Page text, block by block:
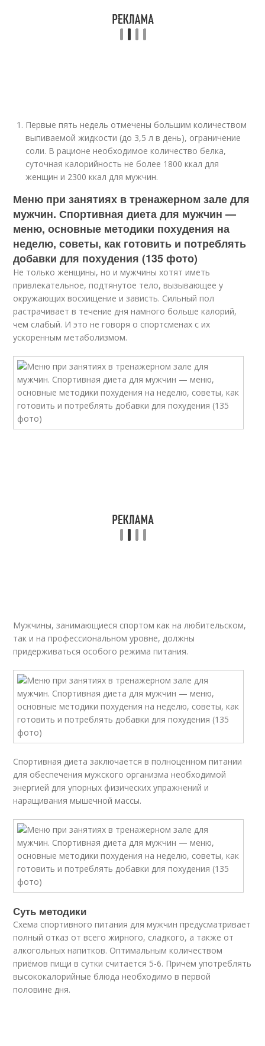
Первые пять недель отмечены большим количеством
выпиваемой жидкости (до 3,5 л в день), ограничение
соли. В рационе необходимое количество белка,
суточная калорийность не более 1800 ккал для
женщин и 2300 ккал для мужчин.
Меню при занятиях в тренажерном зале для
мужчин. Спортивная диета для мужчин —
меню, основные методики похудения на
неделю, советы, как готовить и потреблять
добавки для похудения (135 фото)
Не только женщины, но и мужчины хотят иметь
привлекательное, подтянутое тело, вызывающее у
окружающих восхищение и зависть. Сильный пол
растрачивает в течение дня намного больше калорий,
чем слабый. И это не говоря о спортсменах с их
ускоренным метаболизмом.
Мужчины, занимающиеся спортом как на любительском,
так и на профессиональном уровне, должны
придерживаться особого режима питания.
Спортивная диета заключается в полноценном питании
для обеспечения мужского организма необходимой
энергией для упорных физических упражнений и
наращивания мышечной массы.
Суть методики
Схема спортивного питания для мужчин предусматривает
полный отказ от всего жирного, сладкого, а также от
алкогольных напитков. Оптимальным количеством
приёмов пищи в сутки считается 5-6. Причём употреблять
высококалорийные блюда необходимо в первой
половине дня.